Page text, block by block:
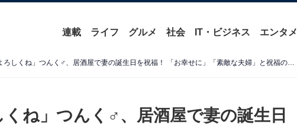
連載 ライフ グルメ 社会 IT・ビジネス エンタメ
「これからもよろしくね」つんく♂、居酒屋で妻の誕生日を祝福！ 「お幸せに」「素敵な夫婦」と祝福の声集まる
くね」つんく♂、居酒屋で妻の誕生日